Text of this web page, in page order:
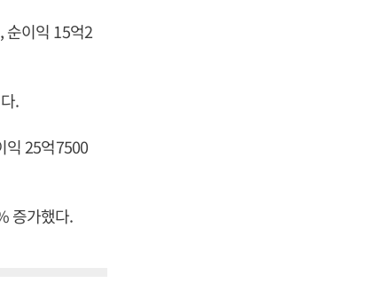
순이익 15억2
.
익 25억7500
증가했다.